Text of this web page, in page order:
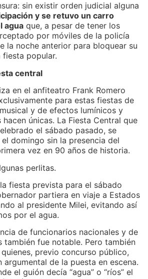
sin existir orden judicial alguna
y se retuvo un carro
agua que, a pesar de tener los
por móviles de la policía
la noche anterior para bloquear su
popular.
central
en el anfiteatro Frank Romero
para estas fiestas de
y de efectos lumínicos y
hacen únicas. La Fiesta Central que
el sábado pasado, se
domingo sin la presencia del
vez en 90 años de historia.
perlitas.
fiesta prevista para el sábado
partiera en viaje a Estados
al presidente Milei, evitando así
por el agua.
de funcionarios nacionales y de
también fue notable. Pero también
quienes, previo concurso público,
argumental de la puesta en escena.
el guión decía “agua” o “ríos” el